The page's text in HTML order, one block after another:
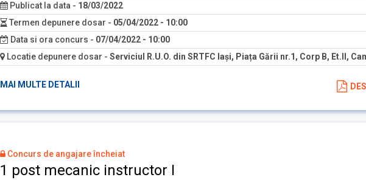
Publicat la data - 18/03/2022
Termen depunere dosar - 05/04/2022 - 10:00
Data si ora concurs - 07/04/2022 - 10:00
Locatie depunere dosar - Serviciul R.U.O. din SRTFC Iași, Piața Gării nr.1, Corp B, Et.II,
MAI MULTE DETALII
Concurs de angajare încheiat
1 post mecanic instructor I